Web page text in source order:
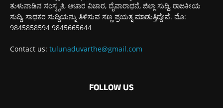
ತುಳುನಾಡಿನ ಸಂಸ್ಕೃತಿ, ಆಚಾರ ವಿಚಾರ, ದೈವಾರಾಧನೆ, ಜಿಲ್ಲಾ ಸುದ್ದಿ, ರಾಜಕೀಯ
ಸುದ್ದಿ, ಸಾಧಕರ ಸುದ್ದಿಯನ್ನು ತಿಳಿಸುವ ಸಣ್ಣ ಪ್ರಯತ್ನ ಮಾಡುತ್ತಿದ್ದೇವೆ. ಮೊ:
9845858594 9845665644
Contact us: tulunaduvarthe@gmail.com
FOLLOW US